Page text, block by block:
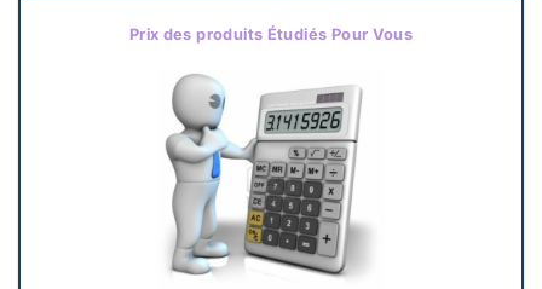
Prix des produits Étudiés Pour Vous